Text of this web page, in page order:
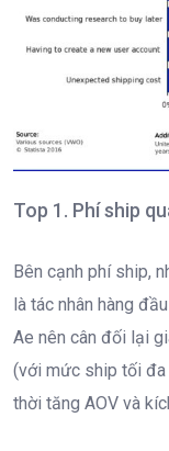
Top 1. Phí ship
Bên cạnh phí ship,
là tác nhân hàng
Ae nên cân đối lại
(với mức ship tối
thời tăng AOV và